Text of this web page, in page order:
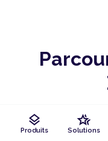
layers
Produits
hotel_class
Solutions
languageBureaux En